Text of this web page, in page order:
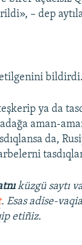
– dep
etilgenini bildirdi.
ya da
aman-
da,
küzgü saytı
. Esas adise-
etiñiz.